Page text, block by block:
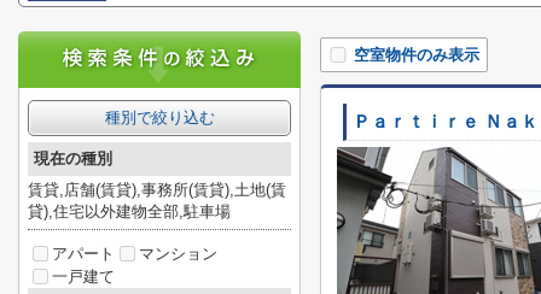
空室物件のみ表示
Ｐａｒｔｉｒｅ Ｎａ
種別で絞り込む
現在の種別
賃貸,店舗(賃貸),事務所(賃貸),土地(賃
貸),住宅以外建物全部,駐車場
アパート
マンション
一戸建て